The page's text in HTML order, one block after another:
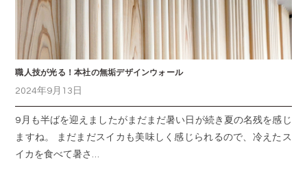
職人技が光る！本社の無垢デザインウォール
2024年9月13日
9月も半ばを迎えましたがまだまだ暑い日が続き夏の名残を感じ
ますね。 まだまだスイカも美味しく感じられるので、冷えたス
イカを食べて暑さ…